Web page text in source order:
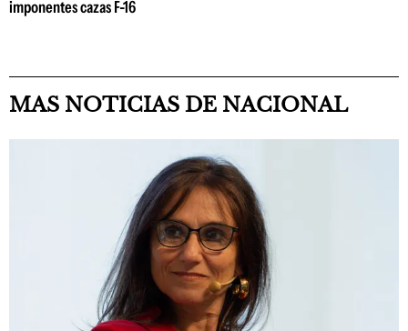
imponentes cazas F-16
MAS NOTICIAS DE NACIONAL